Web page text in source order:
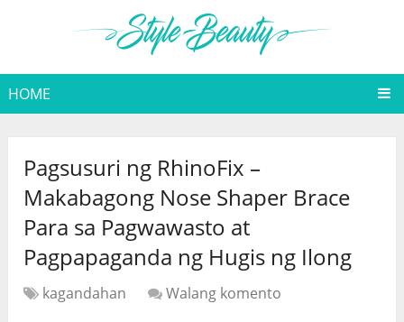
HOME
Pagsusuri ng RhinoFix –
Makabagong Nose Shaper Brace
Para sa Pagwawasto at
Pagpapaganda ng Hugis ng Ilong
kagandahan
Walang komento